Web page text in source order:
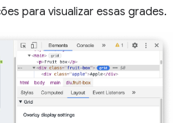
para visualizar essas grades.